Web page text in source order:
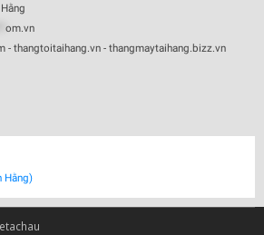
om.vn
- thangtoitaihang.vn - thangmaytaihang.bizz.vn
Hằng)